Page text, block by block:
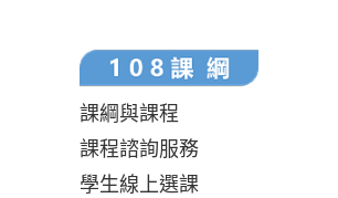
課綱與課程
課程諮詢服務
學生線上選課